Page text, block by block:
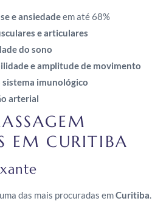
e ansiedadeem até 68%
e articulares
do sono
e amplitude de movimento
imunológico
arterial
EM CURITIBA
das mais procuradas emCuritiba.